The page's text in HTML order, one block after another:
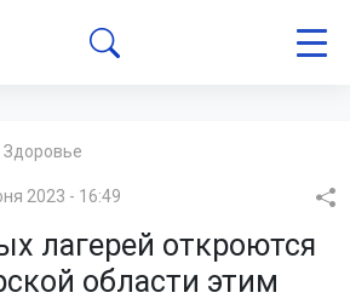
Здоровье
2023 - 16:49
лагерей откроются
области этим